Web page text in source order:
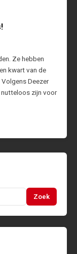
Ze hebben
kwart van de
Deezer
nutteloos zijn voor
Zoek